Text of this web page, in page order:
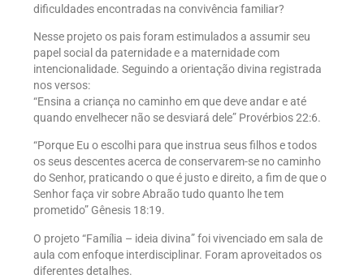
dificuldades encontradas na convivência familiar?
Nesse projeto os pais foram estimulados a assumir seu
papel social da paternidade e a maternidade com
intencionalidade. Seguindo a orientação divina registrada
nos versos:
“Ensina a criança no caminho em que deve andar e até
quando envelhecer não se desviará dele” Provérbios 22:6.
“Porque Eu o escolhi para que instrua seus filhos e todos
os seus descentes acerca de conservarem-se no caminho
do Senhor, praticando o que é justo e direito, a fim de que o
Senhor faça vir sobre Abraão tudo quanto lhe tem
prometido” Gênesis 18:19.
O projeto “Família – ideia divina” foi vivenciado em sala de
aula com enfoque interdisciplinar. Foram aproveitados os
diferentes detalhes.